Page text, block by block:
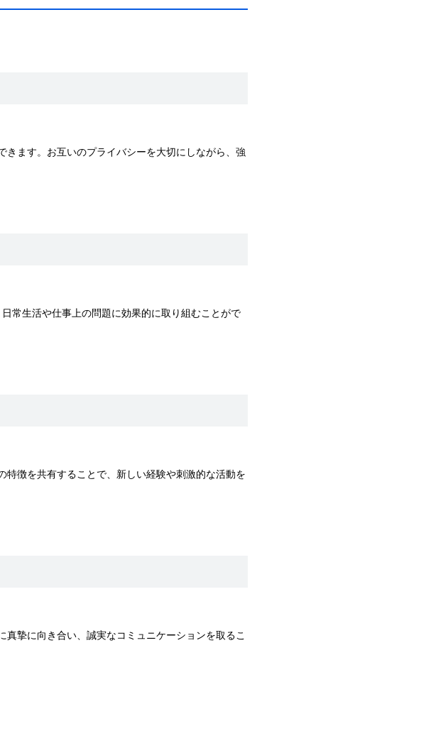
きます。お互いのプライバシーを大切にしながら、強
常生活や仕事上の問題に効果的に取り組むことがで
特徴を共有することで、新しい経験や刺激的な活動を
摯に向き合い、誠実なコミュニケーションを取るこ